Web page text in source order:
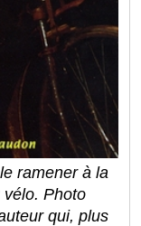
ramener à la
Photo
qui, plus